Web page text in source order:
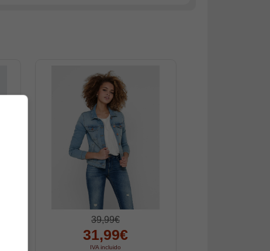
39,99€
31,99€
IVA incluido